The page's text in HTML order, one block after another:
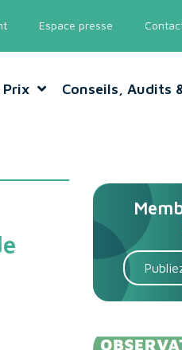
Espace presse
Conseils, Audits